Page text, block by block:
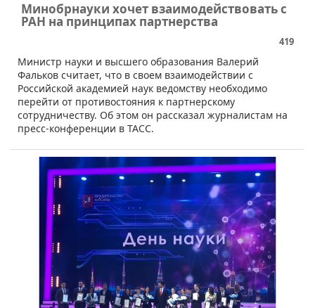
Минобрнауки хочет взаимодействовать с
РАН на принципах партнерства
419
​Министр науки и высшего образования Валерий
Фальков считает, что в своем взаимодействии с
Российской академией наук ведомству необходимо
перейти от противостояния к партнерскому
сотрудничеству. Об этом он рассказал журналистам на
пресс-конференции в ТАСС.